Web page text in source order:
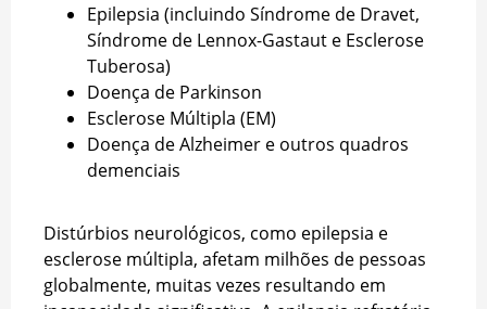
Epilepsia (incluindo Síndrome de Dravet,
Síndrome de Lennox-Gastaut e Esclerose
Tuberosa)
Doença de Parkinson
Esclerose Múltipla (EM)
Doença de Alzheimer e outros quadros
demenciais
Distúrbios neurológicos, como epilepsia e
esclerose múltipla, afetam milhões de pessoas
globalmente, muitas vezes resultando em